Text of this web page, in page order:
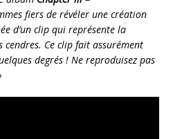
fiers de révéler une création
d’un clip qui représente la
cendres. Ce clip fait assurément
degrés ! Ne reproduisez pas